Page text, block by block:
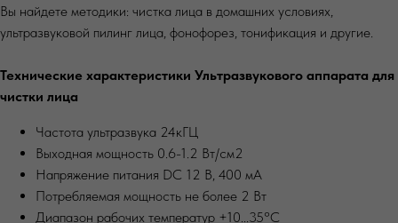
Вы найдете методики: чистка лица в домашних условиях,
ультразвуковой пилинг лица, фонофорез, тонификация и другие.
Технические характеристики Ультразвукового аппарата для
чистки лица
Частота ультразвука 24кГЦ
Выходная мощность 0.6-1.2 Вт/см2
Напряжение питания DC 12 В, 400 мА
Потребляемая мощность не более 2 Вт
Диапазон рабочих температур +10...35°C